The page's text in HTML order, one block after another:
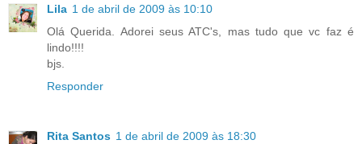
Lila 1 de abril de 2009 às 10:10
Olá Querida. Adorei seus ATC's, mas tudo que vc faz é
lindo!!!!
bjs.
Responder
Rita Santos 1 de abril de 2009 às 18:30